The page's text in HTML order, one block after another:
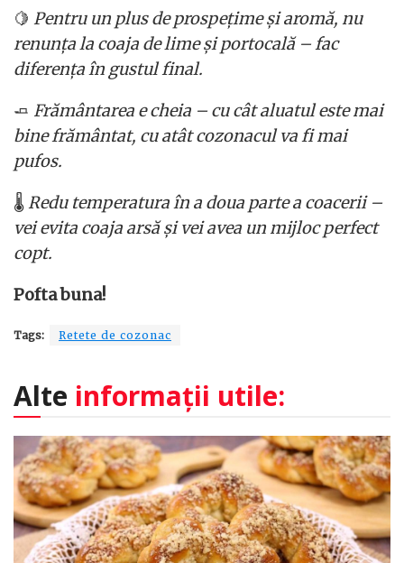
🍋 Pentru un plus de prospețime și aromă, nu
renunța la coaja de lime și portocală – fac
diferența în gustul final.
🧈 Frământarea e cheia – cu cât aluatul este mai
bine frământat, cu atât cozonacul va fi mai
pufos.
🌡️Redu temperatura în a doua parte a coacerii –
vei evita coaja arsă și vei avea un mijloc perfect
copt.
Pofta buna!
Tags: Retete de cozonac
Alte informații utile: